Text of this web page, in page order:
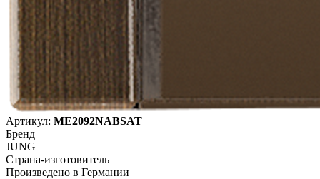
Артикул: ME2092NABSAT
Бренд
JUNG
Страна-изготовитель
Произведено в Германии